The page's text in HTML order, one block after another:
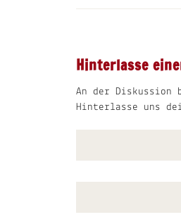
Hinterlasse
An der Diskussion
Hinterlasse uns